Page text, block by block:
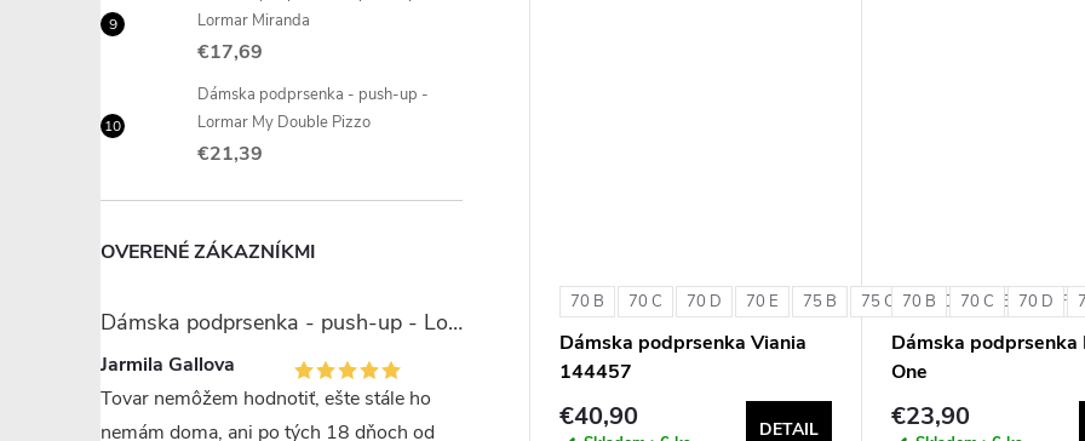
Lormar Miranda
€17,69
Dámska podprsenka - push-up -
Lormar My Double Pizzo
€21,39
OVERENÉ ZÁKAZNÍKMI
Dámska podprsenka - push-up - Lormar Miranda
Jarmila Gallova
Tovar nemôžem hodnotiť, ešte stále ho
nemám doma, ani po tých 18 dňoch od
70 B 70 C 70 D 70 E 75 B 75 C 75 D 75 E 75 F
Dámska podprsenka Viania
144457
€40,90 DETAIL
70 B 70 C 70 D
Dámska podprsenka
One
€23,90